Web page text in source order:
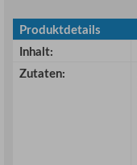
Produktdetails
Inhalt:
Zutaten: